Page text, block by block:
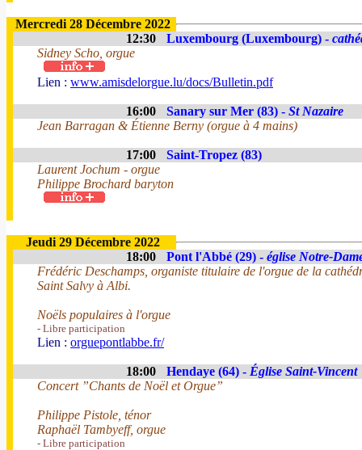
Mercredi 28 Décembre 2022
12:30
Luxembourg (Luxembourg) -
Sidney Scho, orgue
Lien : www.amisdelorgue.lu/docs/Bulletin.pdf
16:00 Sanary sur Mer (83) - St Nazaire
Jean Barragan & Étienne Berny (orgue à 4 mains)
17:00
Saint-Tropez (83)
Laurent Jochum - orgue
Philippe Brochard baryton
Jeudi 29 Décembre 2022
18:00
Pont l'Abbé (29) - église Notre-
Frédéric Deschamps, organiste titulaire de l'orgue de la
Saint Salvy à Albi.
Noëls populaires à l'orgue
- Libre participation
Lien : orguepontlabbe.fr/
18:00 Hendaye (64) - Église Saint-Vincent
Concert ”Chants de Noël et Orgue”
Philippe Pistole, ténor
Raphaël Tambyeff, orgue
- Libre participation